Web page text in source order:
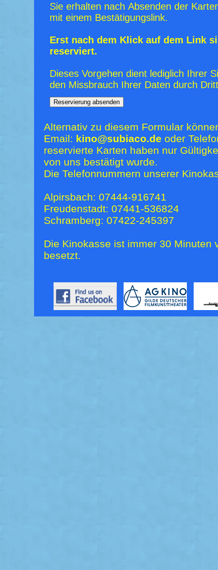
Sie erhalten nach Absenden der
mit einem Bestätigungslink.
Erst nach dem Klick auf dem Link
reserviert.
Dieses Vorgehen dient lediglich Ihrer
den Missbrauch Ihrer Daten durch
Alternativ zu diesem Formular
Email: kino@subiaco.de oder
reservierte Karten haben nur
von uns bestätigt wurde.
Die Telefonnummern unserer
Alpirsbach: 07444-916741
Freudenstadt: 07441-536824
Schramberg: 07422-245397
Die Kinokasse ist immer 30 Minuten
besetzt.